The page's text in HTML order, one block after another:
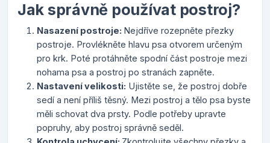
Jak správně používat postroj?
Nasazení postroje: Nejdříve rozepněte přezky
postroje. Provlékněte hlavu psa otvorem určeným
pro krk. Poté protáhněte spodní část postroje mezi
nohama psa a postroj po stranách zapněte.
Nastavení velikosti: Ujistěte se, že postroj dobře
sedí a není příliš těsný. Mezi postroj a tělo psa byste
měli schovat dva prsty. Podle potřeby upravte
popruhy, aby postroj správně seděl.